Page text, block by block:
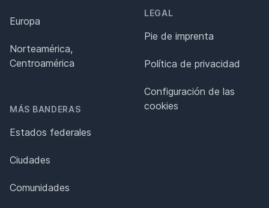
Europa
Norteamérica,
Centroamérica
MÁS BANDERAS
Estados federales
Ciudades
Comunidades
LEGAL
Pie de imprenta
Política de privacidad
Configuración de las
cookies